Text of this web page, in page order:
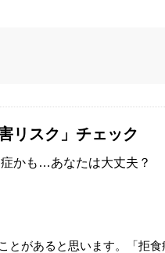
リスク」チェック
かも…あなたは大丈夫？
とがあると思います。「拒